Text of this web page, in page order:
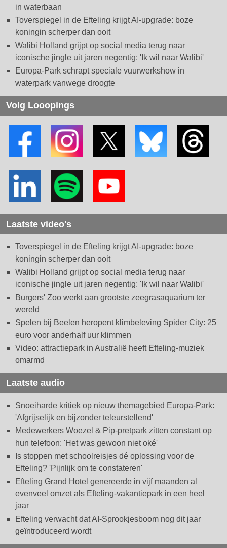
in waterbaan
Toverspiegel in de Efteling krijgt AI-upgrade: boze
koningin scherper dan ooit
Walibi Holland grijpt op social media terug naar
iconische jingle uit jaren negentig: 'Ik wil naar Walibi'
Europa-Park schrapt speciale vuurwerkshow in
waterpark vanwege droogte
Volg Looopings
Laatste video's
Toverspiegel in de Efteling krijgt AI-upgrade: boze
koningin scherper dan ooit
Walibi Holland grijpt op social media terug naar
iconische jingle uit jaren negentig: 'Ik wil naar Walibi'
Burgers' Zoo werkt aan grootste zeegrasaquarium ter
wereld
Spelen bij Beelen heropent klimbeleving Spider City: 25
euro voor anderhalf uur klimmen
Video: attractiepark in Australië heeft Efteling-muziek
omarmd
Laatste audio
Snoeiharde kritiek op nieuw themagebied Europa-Park:
'Afgrijselijk en bijzonder teleurstellend'
Medewerkers Woezel & Pip-pretpark zitten constant op
hun telefoon: 'Het was gewoon niet oké'
Is stoppen met schoolreisjes dé oplossing voor de
Efteling? 'Pijnlijk om te constateren'
Efteling Grand Hotel genereerde in vijf maanden al
evenveel omzet als Efteling-vakantiepark in een heel
jaar
Efteling verwacht dat AI-Sprookjesboom nog dit jaar
geïntroduceerd wordt